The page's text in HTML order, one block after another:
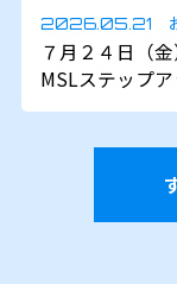
2026.05.21
７月２４日（
MSLステップ